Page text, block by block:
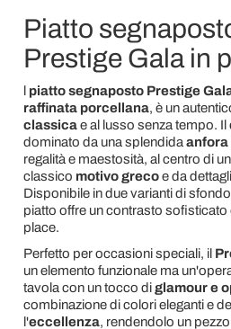
Piatto
Prestige Gala in
l piatto segnaposto Prestige
raffinata porcellana, è un
classicae al lusso senza tempo.
dominato da una splendida anfora
regalità e maestosità, al centro di
classico motivo grecoe da
Disponibile in due varianti di
piatto offre un contrasto sofisticato
place.
Perfetto per occasioni speciali, il
un elemento funzionale ma
tavola con un tocco diglamour e
combinazione di colori eleganti e
l'eccellenza, rendendolo un